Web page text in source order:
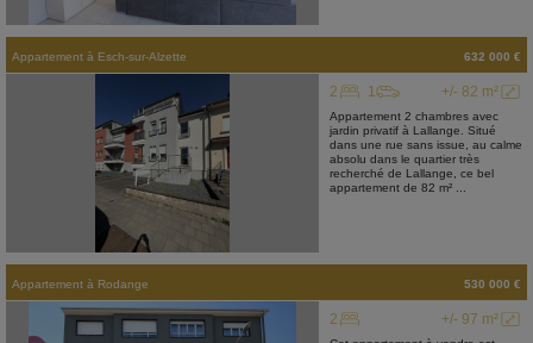
Appartement à Esch-sur-Alzette 632 000 €
+/- 82 m²
2 1
Appartement 2 chambres avec
jardin privatif à Lallange. Situé
dans une rue sans issue, au calme
absolu dans le quartier très
recherché de Lallange, ce bel
appartement de 82 m² ...
Appartement à Rodange 530 000 €
+/- 97 m²
2